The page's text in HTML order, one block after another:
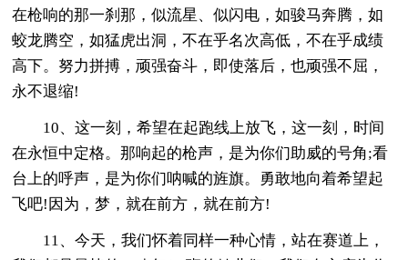
在枪响的那一刹那，似流星、似闪电，如骏马奔腾，如
蛟龙腾空，如猛虎出洞，不在乎名次高低，不在乎成绩
高下。努力拼搏，顽强奋斗，即使落后，也顽强不屈，
永不退缩!
10、这一刻，希望在起跑线上放飞，这一刻，时间
在永恒中定格。那响起的枪声，是为你们助威的号角;看
台上的呼声，是为你们呐喊的旌旗。勇敢地向着希望起
飞吧!因为，梦，就在前方，就在前方!
11、今天，我们怀着同样一种心情，站在赛道上，